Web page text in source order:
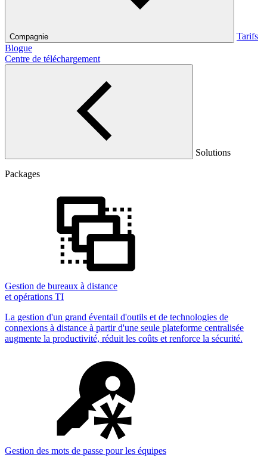
Compagnie
Tarifs
Blogue
Centre de téléchargement
Solutions
Packages
Gestion de bureaux à distance
et opérations TI
La gestion d'un grand éventail d'outils et de technologies de
connexions à distance à partir d'une seule plateforme centralisée
augmente la productivité, réduit les coûts et renforce la sécurité.
Gestion des mots de passe pour les équipes